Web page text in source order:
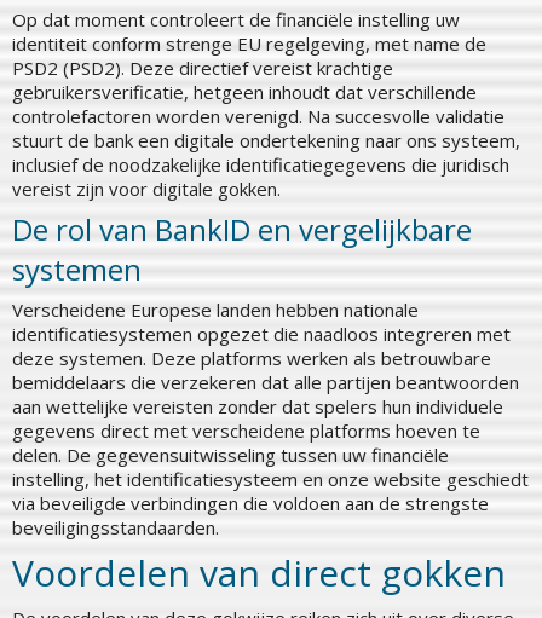
Op dat moment controleert de financiële instelling uw
identiteit conform strenge EU regelgeving, met name de
PSD2 (PSD2). Deze directief vereist krachtige
gebruikersverificatie, hetgeen inhoudt dat verschillende
controlefactoren worden verenigd. Na succesvolle validatie
stuurt de bank een digitale ondertekening naar ons systeem,
inclusief de noodzakelijke identificatiegegevens die juridisch
vereist zijn voor digitale gokken.
De rol van BankID en vergelijkbare
systemen
Verscheidene Europese landen hebben nationale
identificatiesystemen opgezet die naadloos integreren met
deze systemen. Deze platforms werken als betrouwbare
bemiddelaars die verzekeren dat alle partijen beantwoorden
aan wettelijke vereisten zonder dat spelers hun individuele
gegevens direct met verscheidene platforms hoeven te
delen. De gegevensuitwisseling tussen uw financiële
instelling, het identificatiesysteem en onze website geschiedt
via beveiligde verbindingen die voldoen aan de strengste
beveiligingsstandaarden.
Voordelen van direct gokken